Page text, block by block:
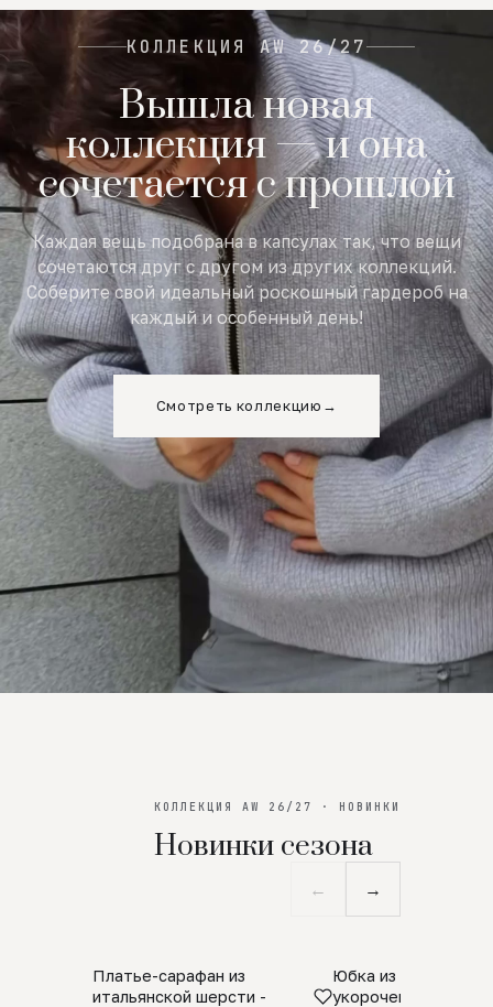
КОЛЛЕКЦИЯ AW 26/27
Вышла новая
коллекция — и она
сочетается с прошлой
Каждая вещь подобрана в капсулах так, что вещи
сочетаются друг с другом из других коллекций.
Соберите свой идеальный роскошный гардероб на
каждый и особенный день!
Смотреть коллекцию →
КОЛЛЕКЦИЯ AW 26/27 · НОВИНКИ
Новинки сезона
← →
SALE
Платье-сарафан из
итальянской шерсти -
ПРЕДЗАКАЗ
Юбка из
укороченная с